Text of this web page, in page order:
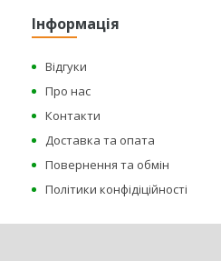
Інформація
Відгуки
Про нас
Контакти
Доставка та опата
Повернення та обмін
Політики конфідіційності